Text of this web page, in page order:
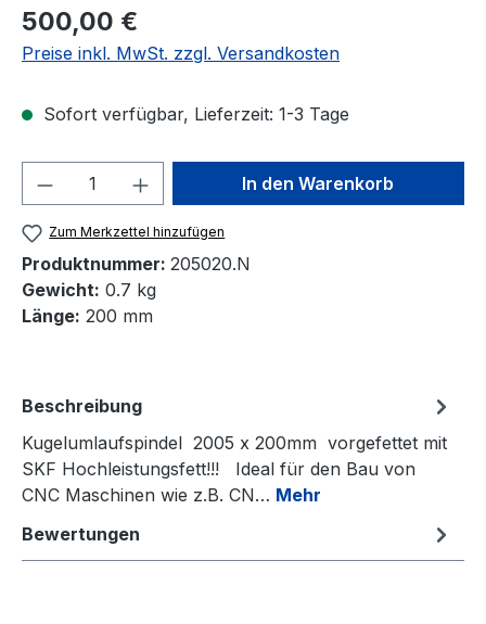
Regulärer Preis:
500,00 €
Preise inkl. MwSt. zzgl. Versandkosten
Sofort verfügbar, Lieferzeit: 1-3 Tage
Produkt Anzahl: Gib denIn den Warenkorb
Zum Merkzettel hinzufügen
Produktnummer: 205020.N
Gewicht: 0.7 kg
Länge: 200 mm
Beschreibung
Kugelumlaufspindel 2005 x 200mm vorgefettet mit
SKF Hochleistungsfett!!! Ideal für den Bau von
CNC Maschinen wie z.B. CN… Mehr
Bewertungen